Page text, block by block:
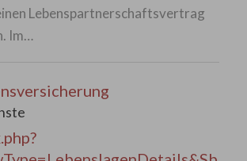
Lebenspartnerschaftsvertrag
Im…